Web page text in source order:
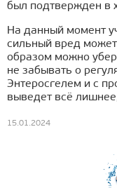
был подтвержден в
На данный момент
сильный вред
образом можно
не забывать о
Энтеросгелем и с
выведет всё
15.01.2024